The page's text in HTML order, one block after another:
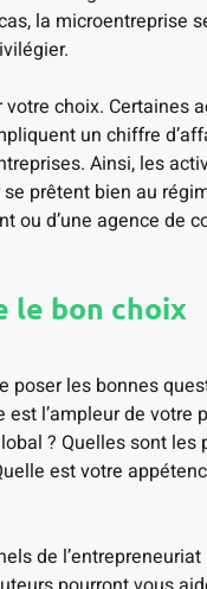
la microentreprise
choix. Certaines
un chiffre
Ainsi, les
prêtent bien au
ou d’une agence de
le bon choix
poser les bonnes
l’ampleur de votre
? Quelles sont les
est votre
de